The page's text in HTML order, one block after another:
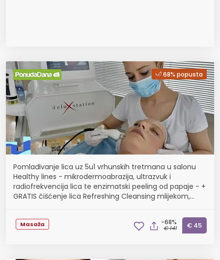
68% popusta
Pomlađivanje lica uz 5u1 vrhunskih tretmana u salonu
Healthy lines - mikrodermoabrazija, ultrazvuk i
radiofrekvencija lica te enzimatski peeling od papaje - +
GRATIS čišćenje lica Refreshing Cleansing mlijekom,
Masaža -68%
€ 141 € 45